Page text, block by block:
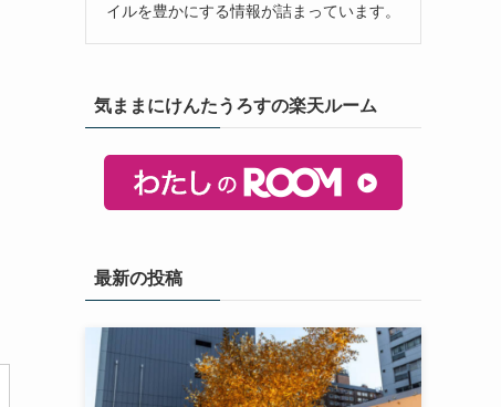
イルを豊かにする情報が詰まっています。
気ままにけんたうろすの楽天ルーム
最新の投稿